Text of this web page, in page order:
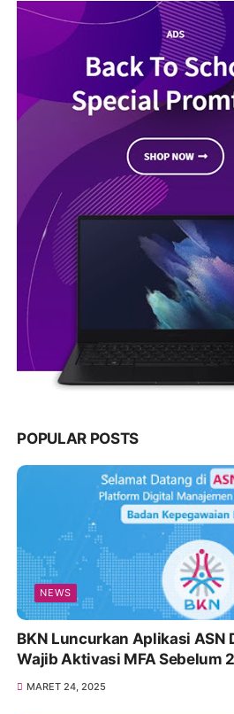
POPULAR POSTS
NEWS
BKN Luncurkan Aplikasi ASN
Wajib Aktivasi MFA Sebelum
MARET 24, 2025